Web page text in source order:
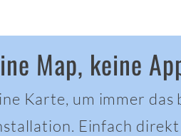
Map, keine
Karte, um immer
Einfach